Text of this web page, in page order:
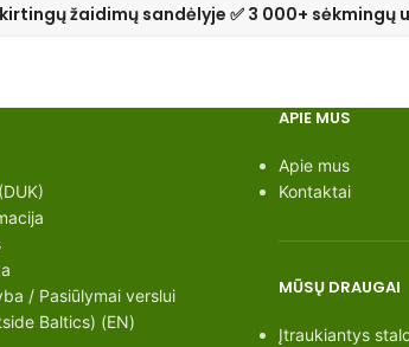
žaidimų sandėlyje ✅ 3 000+ sėkmingų
/ Pasiūlymai verslui
Baltics) (EN)
APIE MUS
Apie mus
Kontaktai
MŪSŲ DRAUGAI
Įtraukiantys